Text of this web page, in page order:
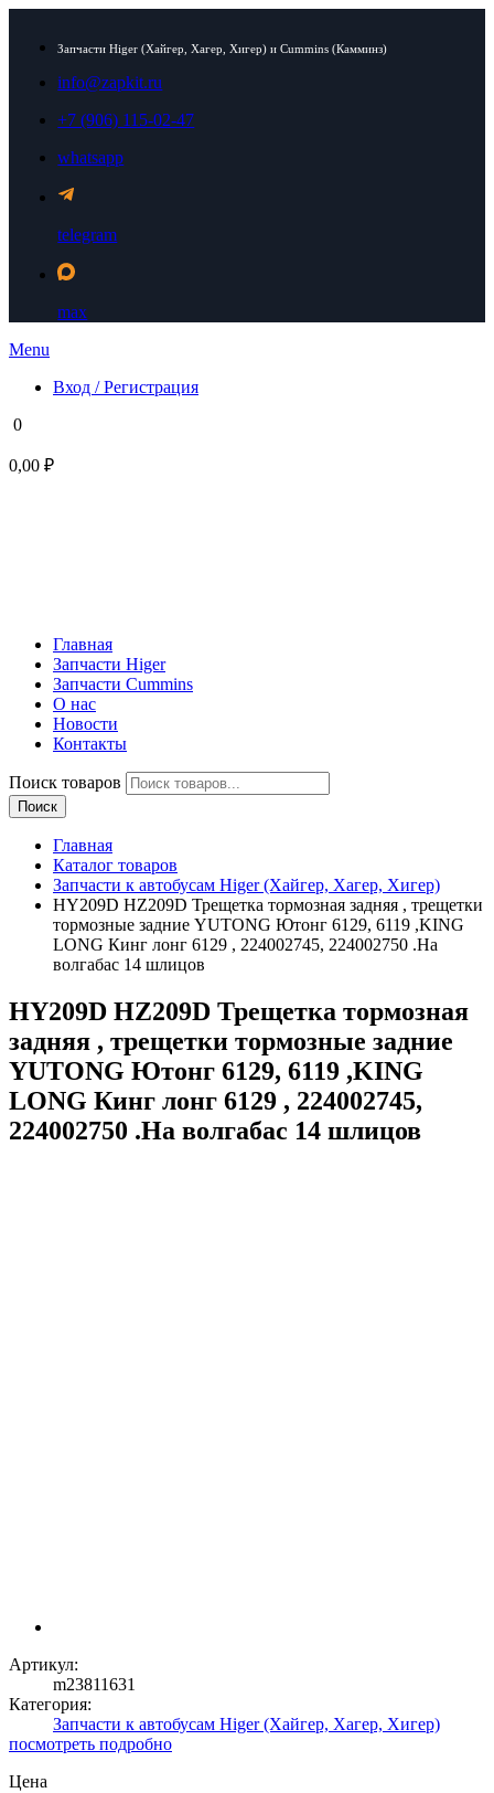
Запчасти Higer (Хайгер, Хагер, Хигер) и Cummins (Камминз)
info@zapkit.ru
+7 (906) 115-02-47
whatsapp
telegram
max
Menu
Вход / Регистрация
0
0,00 ₽
Главная
Запчасти Higer
Запчасти Cummins
О нас
Новости
Контакты
Поиск товаров
Поиск
Главная
Каталог товаров
Запчасти к автобусам Higer (Хайгер, Хагер, Хигер)
HY209D HZ209D Трещетка тормозная задняя , трещетки
тормозные задние YUTONG Ютонг 6129, 6119 ,KING
LONG Кинг лонг 6129 , 224002745, 224002750 .На
волгабас 14 шлицов
HY209D HZ209D Трещетка тормозная
задняя , трещетки тормозные задние
YUTONG Ютонг 6129, 6119 ,KING
LONG Кинг лонг 6129 , 224002745,
224002750 .На волгабас 14 шлицов
Артикул:
m23811631
Категория:
Запчасти к автобусам Higer (Хайгер, Хагер, Хигер)
посмотреть подробно
Цена